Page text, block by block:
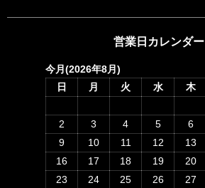
営業日カレンダー
今月(2026年8月)
日
月 火 水 木
2
3 4 5 6
9
10 11 12 13
16
17 18 19 20
23
24 25 26 27